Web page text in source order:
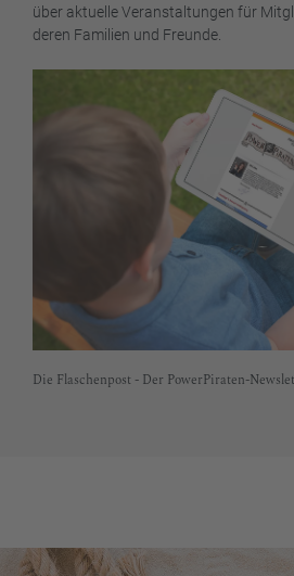
über aktuelle Veranstaltungen für
deren Familien und Freunde.
Die Flaschenpost - Der PowerPiraten-